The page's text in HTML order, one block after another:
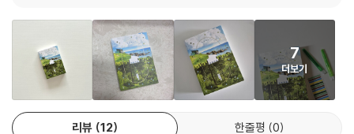
일은 가만히 누워 지난날을 회상하는 것이었다. 세상에 장난기 가득한 거
인이 넘쳐났던 그 시절을 말이다.
--- p.130
차가 마을을 돌기 시작하자 경찰차 네댓 대가 조용히 그들을 에워쌌다. 마
치 그들이 중요 인물이라도 되는 양 작은 용달차를 호위했다. 그들은 영문
음 만난 해풍촌의 한 동굴에서 막을 올린다. 개를 구하기 위해 동굴로 쫓아
들어온 소년과 어려운 형편으로 타지에 팔려 갈 처지에 놓인 소녀. 소년은
소녀를 안전한 해풍촌으로 보내고, 자신이 소녀의 마을로 향하기로 한다.
“네 부모님의 화가 풀리고 널 팔아넘기지 않을 것 같으면 내가 우리 집이
어딘지 말할게. 그러면 네 부모님이 나를 우리 집에 데려다주러 갔다가 너
7
더보기
리뷰 12 한줄평 0